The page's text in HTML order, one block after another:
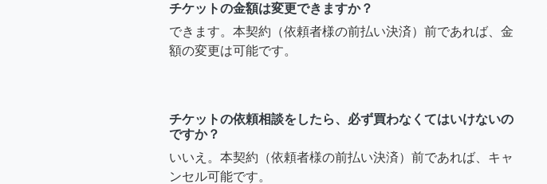
チケットの金額は変更できますか？
できます。本契約（依頼者様の前払い決済）前であれば、金
額の変更は可能です。
チケットの依頼相談をしたら、必ず買わなくてはいけないの
ですか？
いいえ。本契約（依頼者様の前払い決済）前であれば、キャ
ンセル可能です。